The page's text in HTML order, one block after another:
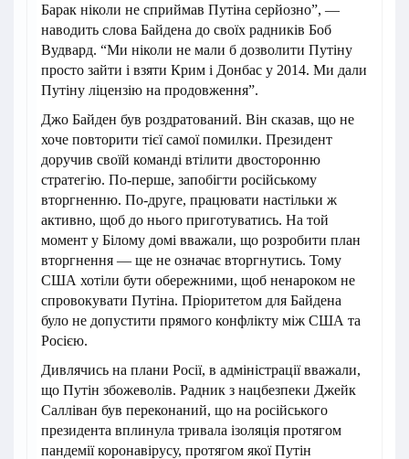
Барак ніколи не сприймав Путіна серйозно”, —
наводить слова Байдена до своїх радників Боб
Вудвард. “Ми ніколи не мали б дозволити Путіну
просто зайти і взяти Крим і Донбас у 2014. Ми дали
Путіну ліцензію на продовження”.
Джо Байден був роздратований. Він сказав, що не
хоче повторити тієї самої помилки. Президент
доручив своїй команді втілити двосторонню
стратегію. По-перше, запобігти російському
вторгненню. По-друге, працювати настільки ж
активно, щоб до нього приготуватись. На той
момент у Білому домі вважали, що розробити план
вторгнення — ще не означає вторгнутись. Тому
США хотіли бути обережними, щоб ненароком не
спровокувати Путіна. Пріоритетом для Байдена
було не допустити прямого конфлікту між США та
Росією.
Дивлячись на плани Росії, в адміністрації вважали,
що Путін збожеволів. Радник з нацбезпеки Джейк
Салліван був переконаний, що на російського
президента вплинула тривала ізоляція протягом
пандемії коронавірусу, протягом якої Путін